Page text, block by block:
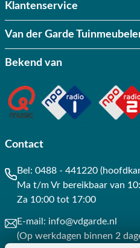
Klantenservice
Van der Garde
Bekend van
Contact
Bel: 0488 - 441220
Ma t/m Vr bereikbaar van
Za 10:00 tot 17:00
E-mail: info@vdgarde.nl
(Op werkdagen binnen 2